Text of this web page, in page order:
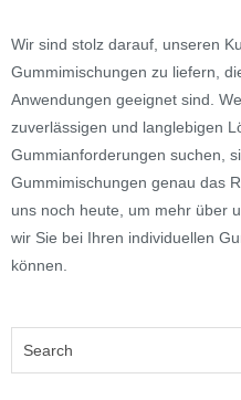
Wir sind stolz darauf, unseren
Gummimischungen zu liefern,
Anwendungen geeignet sind.
zuverlässigen und langlebigen
Gummianforderungen suchen,
Gummimischungen genau das
uns noch heute, um mehr über
wir Sie bei Ihren individuellen
können.